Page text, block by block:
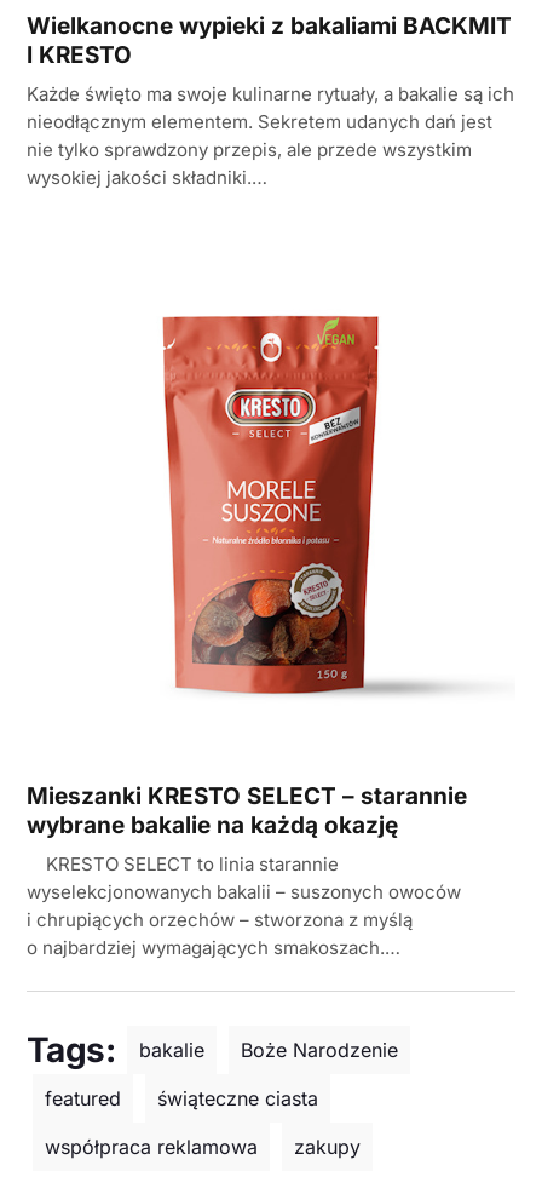
Wielkanocne wypieki z bakaliami BACKMIT
I KRESTO
Każde święto ma swoje kulinarne rytuały, a bakalie są ich
nieodłącznym elementem. Sekretem udanych dań jest
nie tylko sprawdzony przepis, ale przede wszystkim
wysokiej jakości składniki.…
Mieszanki KRESTO SELECT – starannie
wybrane bakalie na każdą okazję
KRESTO SELECT to linia starannie
wyselekcjonowanych bakalii – suszonych owoców
i chrupiących orzechów – stworzona z myślą
o najbardziej wymagających smakoszach.…
Tags: bakalie
Boże Narodzenie
featured
świąteczne ciasta
współpraca reklamowa
zakupy